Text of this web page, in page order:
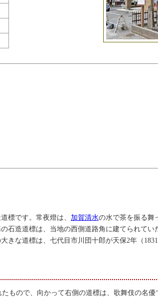
標です。常夜燈は、 加賀清水の水で茶を振る舞
石造道標は、当地の西側道路角に建てられてい
きな道標は、七代目市川団十郎が天保2年（
もので、向かって右側の道標は、歌舞伎の名優